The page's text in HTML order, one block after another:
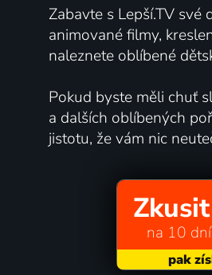
Zabavte s Lepší.TV
animované filmy,
naleznete oblíbené
Pokud byste měli chuť
a dalších oblíbených
jistotu, že vám nic
na 10